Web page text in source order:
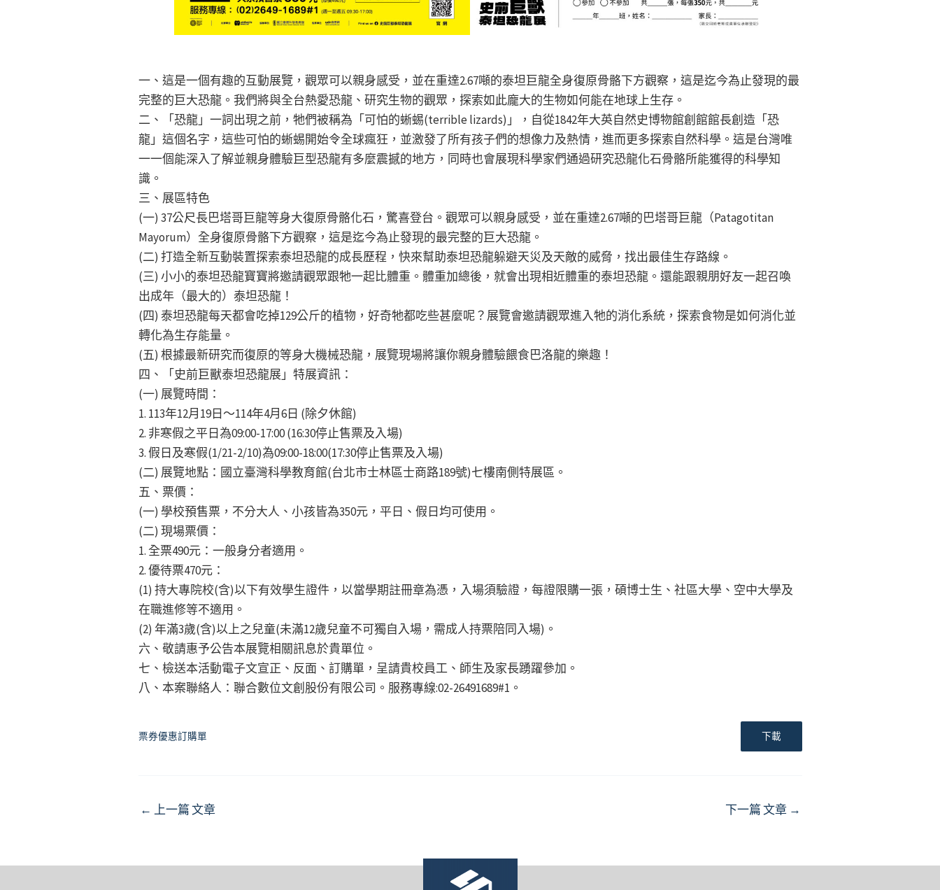
一、這是一個有趣的互動展覽，觀眾可以親身感受，並在重達2.67噸的泰坦巨龍全身復原骨骼下方觀察，這是迄今為止發現的最
完整的巨大恐龍。我們將與全台熱愛恐龍、研究生物的觀眾，探索如此龐大的生物如何能在地球上生存。
二、「恐龍」一詞出現之前，牠們被稱為「可怕的蜥蜴(terrible lizards)」，自從1842年大英自然史博物館創館館長創造「恐
龍」這個名字，這些可怕的蜥蜴開始令全球瘋狂，並激發了所有孩子們的想像力及熱情，進而更多探索自然科學。這是台灣唯
一一個能深入了解並親身體驗巨型恐龍有多麼震撼的地方，同時也會展現科學家們通過研究恐龍化石骨骼所能獲得的科學知
識。
三、展區特色
(一) 37公尺長巴塔哥巨龍等身大復原骨骼化石，驚喜登台。觀眾可以親身感受，並在重達2.67噸的巴塔哥巨龍（Patagotitan
Mayorum）全身復原骨骼下方觀察，這是迄今為止發現的最完整的巨大恐龍。
(二) 打造全新互動裝置探索泰坦恐龍的成長歷程，快來幫助泰坦恐龍躲避天災及天敵的威脅，找出最佳生存路線。
(三) 小小的泰坦恐龍寶寶將邀請觀眾跟牠一起比體重。體重加總後，就會出現相近體重的泰坦恐龍。還能跟親朋好友一起召喚
出成年（最大的）泰坦恐龍！
(四) 泰坦恐龍每天都會吃掉129公斤的植物，好奇牠都吃些甚麼呢？展覽會邀請觀眾進入牠的消化系統，探索食物是如何消化並
轉化為生存能量。
(五) 根據最新研究而復原的等身大機械恐龍，展覽現場將讓你親身體驗餵食巴洛龍的樂趣！
四、「史前巨獸泰坦恐龍展」特展資訊：
(一) 展覽時間：
1. 113年12月19日～114年4月6日 (除夕休館)
2. 非寒假之平日為09:00-17:00 (16:30停止售票及入場)
3. 假日及寒假(1/21-2/10)為09:00-18:00(17:30停止售票及入場)
(二) 展覽地點：國立臺灣科學教育館(台北市士林區士商路189號)七樓南側特展區。
五、票價：
(一) 學校預售票，不分大人、小孩皆為350元，平日、假日均可使用。
(二) 現場票價：
1. 全票490元：一般身分者適用。
2. 優待票470元：
(1) 持大專院校(含)以下有效學生證件，以當學期註冊章為憑，入場須驗證，每證限購一張，碩博士生、社區大學、空中大學及
在職進修等不適用。
(2) 年滿3歲(含)以上之兒童(未滿12歲兒童不可獨自入場，需成人持票陪同入場)。
六、敬請惠予公告本展覽相關訊息於貴單位。
七、檢送本活動電子文宣正、反面、訂購單，呈請貴校員工、師生及家長踴躍參加。
八、本案聯絡人：聯合數位文創股份有限公司。服務專線:02-26491689#1。
票券優惠訂購單 下載
Post
← 上一篇 文章 下一篇 文章 →